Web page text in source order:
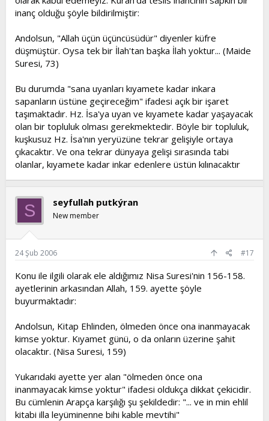
inanç olduğu şöyle bildirilmiştir:
Andolsun, "Allah üçün üçüncüsüdür" diyenler küfre
düşmüştür. Oysa tek bir İlah'tan başka İlah yoktur... (Maide
Suresi, 73)
Bu durumda "sana uyanları kıyamete kadar inkara
sapanların üstüne geçireceğim" ifadesi açık bir işaret
taşımaktadır. Hz. İsa'ya uyan ve kıyamete kadar yaşayacak
olan bir topluluk olması gerekmektedir. Böyle bir topluluk,
kuşkusuz Hz. İsa'nın yeryüzüne tekrar gelişiyle ortaya
çıkacaktır. Ve ona tekrar dünyaya gelişi sırasında tabi
olanlar, kıyamete kadar inkar edenlere üstün kılınacaktır
S seyfullah putkýran
New member
24 Şub 2006 #17
Konu ile ilgili olarak ele aldığımız Nisa Suresi'nin 156-158.
ayetlerinin arkasından Allah, 159. ayette şöyle
buyurmaktadır:
Andolsun, Kitap Ehlinden, ölmeden önce ona inanmayacak
kimse yoktur. Kıyamet günü, o da onların üzerine şahit
olacaktır. (Nisa Suresi, 159)
Yukarıdaki ayette yer alan "ölmeden önce ona
inanmayacak kimse yoktur" ifadesi oldukça dikkat çekicidir.
Bu cümlenin Arapça karşılığı şu şekildedir: "... ve in min ehlil
kitabi illa leyüminenne bihi kable mevtihi"